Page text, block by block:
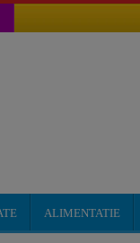
ALIMENTATIE